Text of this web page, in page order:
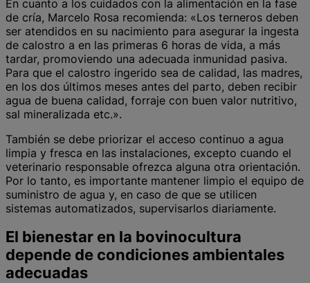
En cuanto a los cuidados con la alimentación en la fase
de cría, Marcelo Rosa recomienda: «Los terneros deben
ser atendidos en su nacimiento para asegurar la ingesta
de calostro a en las primeras 6 horas de vida, a más
tardar, promoviendo una adecuada inmunidad pasiva.
Para que el calostro ingerido sea de calidad, las madres,
en los dos últimos meses antes del parto, deben recibir
agua de buena calidad, forraje con buen valor nutritivo,
sal mineralizada etc.».
También se debe priorizar el acceso continuo a agua
limpia y fresca en las instalaciones, excepto cuando el
veterinario responsable ofrezca alguna otra orientación.
Por lo tanto, es importante mantener limpio el equipo de
suministro de agua y, en caso de que se utilicen
sistemas automatizados, supervisarlos diariamente.
El bienestar en la bovinocultura
depende de condiciones ambientales
adecuadas